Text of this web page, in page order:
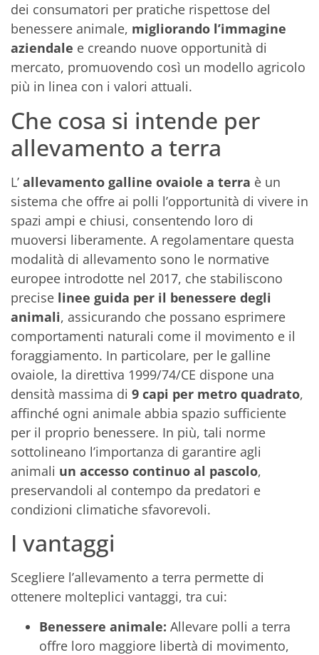
dei consumatori per pratiche rispettose del
benessere animale, migliorando l’immagine
aziendale e creando nuove opportunità di
mercato, promuovendo così un modello agricolo
più in linea con i valori attuali.
Che cosa si intende per
allevamento a terra
L’ allevamento galline ovaiole a terra è un
sistema che offre ai polli l’opportunità di vivere in
spazi ampi e chiusi, consentendo loro di
muoversi liberamente. A regolamentare questa
modalità di allevamento sono le normative
europee introdotte nel 2017, che stabiliscono
precise linee guida per il benessere degli
animali, assicurando che possano esprimere
comportamenti naturali come il movimento e il
foraggiamento. In particolare, per le galline
ovaiole, la direttiva 1999/74/CE dispone una
densità massima di 9 capi per metro quadrato,
affinché ogni animale abbia spazio sufficiente
per il proprio benessere. In più, tali norme
sottolineano l’importanza di garantire agli
animali un accesso continuo al pascolo,
preservandoli al contempo da predatori e
condizioni climatiche sfavorevoli.
I vantaggi
Scegliere l’allevamento a terra permette di
ottenere molteplici vantaggi, tra cui:
Benessere animale: Allevare polli a terra
offre loro maggiore libertà di movimento,